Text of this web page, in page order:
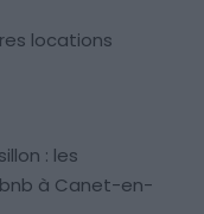
locations
: les
à Canet-en-